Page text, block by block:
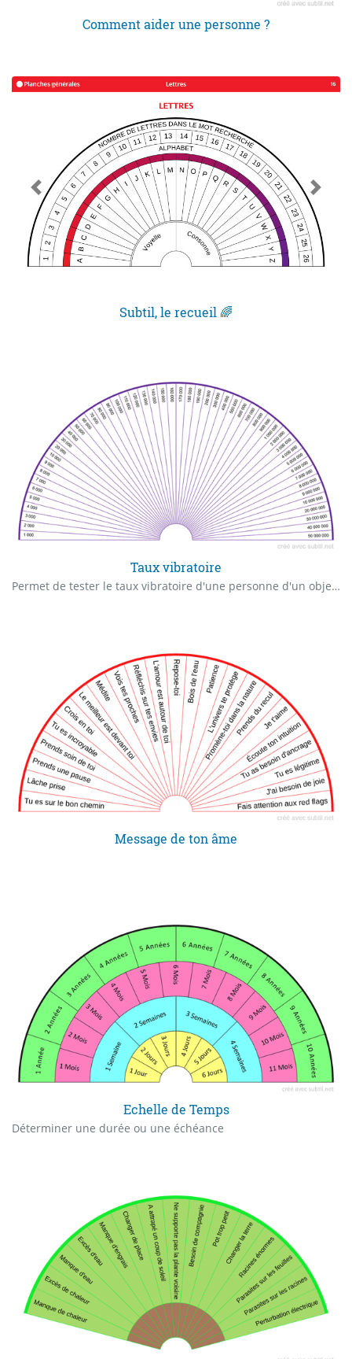
Comment aider une personne ?
Subtil, le recueil 🌈
Taux vibratoire
Permet de tester le taux vibratoire d'une personne d'un objet d'un lieu etc...
Message de ton âme
Echelle de Temps
Déterminer une durée ou une échéance